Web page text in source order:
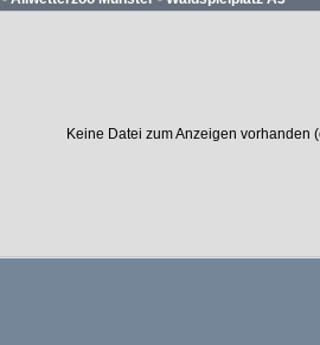
Keine Datei zum Anzeigen vorhanden